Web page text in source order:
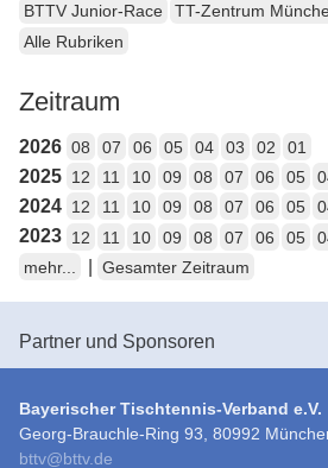
BTTV Junior-Race
TT-Zentrum
Alle Rubriken
Zeitraum
2026 08 07 06 05 04 03 02 01
2025 12 11 10 09 08 07 06 05
2024 12 11 10 09 08 07 06 05
2023 12 11 10 09 08 07 06 05
mehr...
Gesamter Zeitraum
Partner und Sponsoren
Bayerischer Tischtennis-Verband e.V.
Georg-Brauchle-Ring 93, 80992
bttv@bttv.de